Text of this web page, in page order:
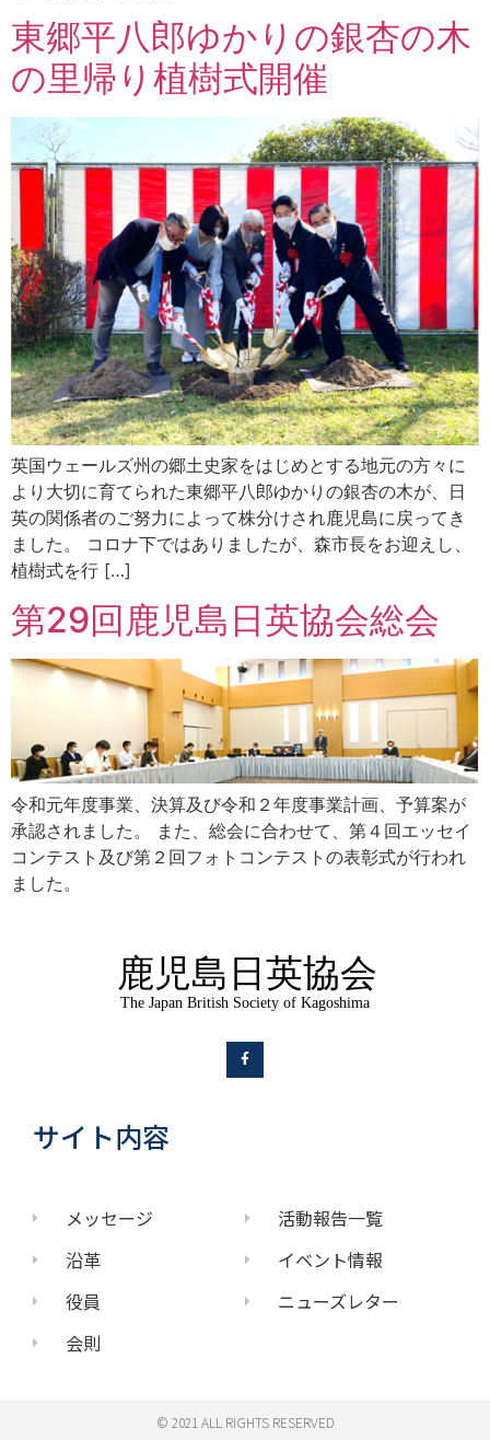
東郷平八郎ゆかりの銀杏の木
の里帰り植樹式開催
英国ウェールズ州の郷土史家をはじめとする地元の方々に
より大切に育てられた東郷平八郎ゆかりの銀杏の木が、日
英の関係者のご努力によって株分けされ鹿児島に戻ってき
ました。 コロナ下ではありましたが、森市長をお迎えし、
植樹式を行 […]
第29回鹿児島日英協会総会
令和元年度事業、決算及び令和２年度事業計画、予算案が
承認されました。 また、総会に合わせて、第４回エッセイ
コンテスト及び第２回フォトコンテストの表彰式が行われ
ました。
サイト内容
メッセージ
沿革
役員
会則
活動報告一覧
イベント情報
ニューズレター
© 2021 ALL RIGHTS RESERVED​